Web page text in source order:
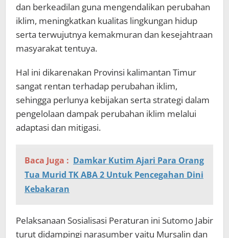
dan berkeadilan guna mengendalikan perubahan
iklim, meningkatkan kualitas lingkungan hidup
serta terwujutnya kemakmuran dan kesejahtraan
masyarakat tentuya.
Hal ini dikarenakan Provinsi kalimantan Timur
sangat rentan terhadap perubahan iklim,
sehingga perlunya kebijakan serta strategi dalam
pengelolaan dampak perubahan iklim melalui
adaptasi dan mitigasi.
Baca Juga : Damkar Kutim Ajari Para Orang
Tua Murid TK ABA 2 Untuk Pencegahan Dini
Kebakaran
Pelaksanaan Sosialisasi Peraturan ini Sutomo Jabir
turut didampingi narasumber yaitu Mursalin dan